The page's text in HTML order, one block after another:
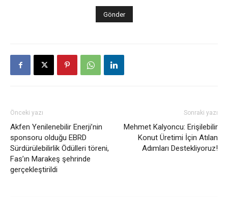
Önceki yazı
Akfen Yenilenebilir Enerji’nin
sponsoru olduğu EBRD
Sürdürülebilirlik Ödülleri töreni,
Fas’ın Marakeş şehrinde
gerçekleştirildi
Sonraki yazı
Mehmet Kalyoncu: Erişilebilir
Konut Üretimi İçin Atılan
Adımları Destekliyoruz!